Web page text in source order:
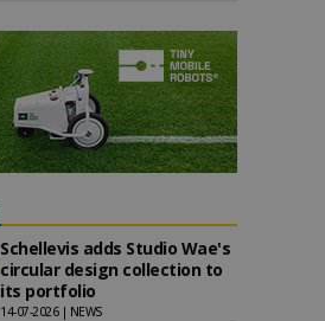
Schellevis adds Studio Wae's
circular design collection to
its portfolio
14-07-2026 | NEWS